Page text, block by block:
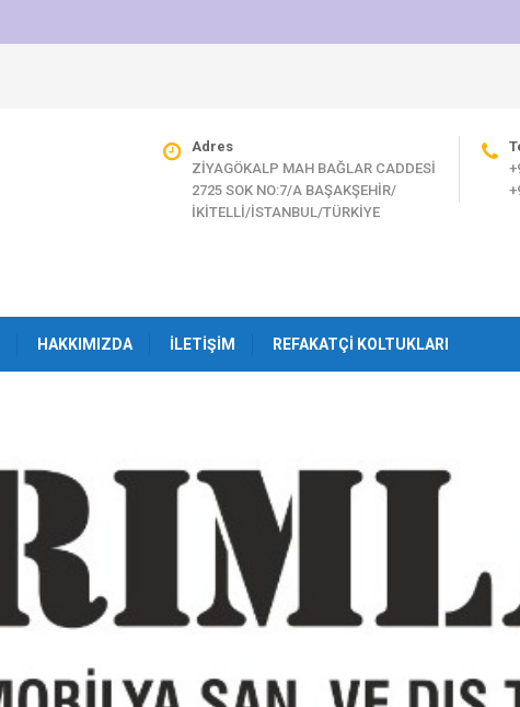
Adres
ZİYAGÖKALP MAH BAĞLAR CADDESİ
2725 SOK NO:7/A BAŞAKŞEHİR/
İKİTELLİ/İSTANBUL/TÜRKİYE
HAKKIMIZDA İLETIŞIM REFAKATÇI KOLTUKLARI